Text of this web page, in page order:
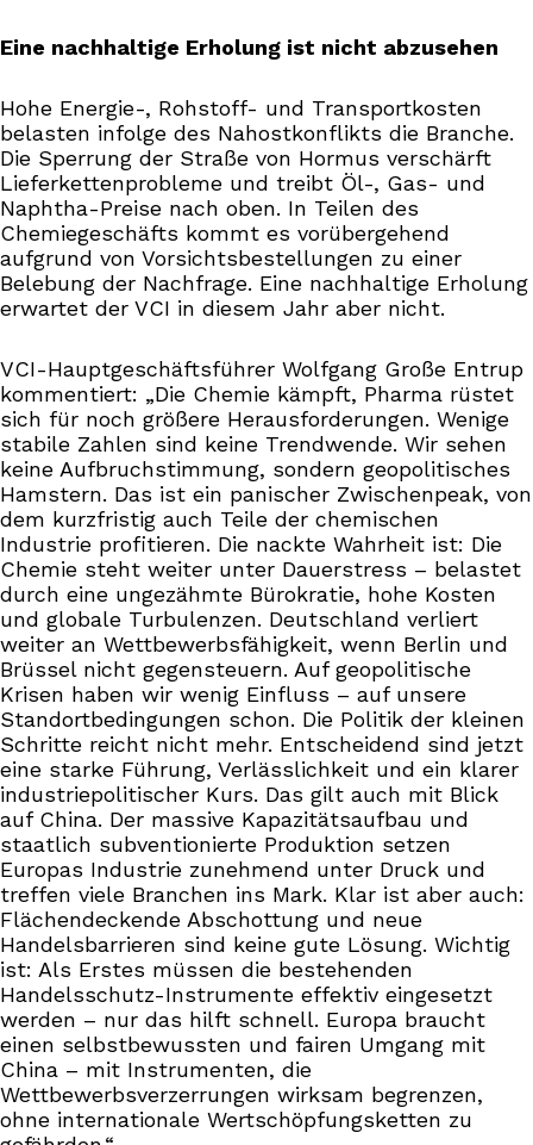
Eine nachhaltige Erholung ist nicht abzusehen
Hohe Energie-, Rohstoff- und Transportkosten
belasten infolge des Nahostkonflikts die Branche.
Die Sperrung der Straße von Hormus verschärft
Lieferkettenprobleme und treibt Öl-, Gas- und
Naphtha-Preise nach oben. In Teilen des
Chemiegeschäfts kommt es vorübergehend
aufgrund von Vorsichtsbestellungen zu einer
Belebung der Nachfrage. Eine nachhaltige Erholung
erwartet der VCI in diesem Jahr aber nicht.
VCI-Hauptgeschäftsführer Wolfgang Große Entrup
kommentiert: „Die Chemie kämpft, Pharma rüstet
sich für noch größere Herausforderungen. Wenige
stabile Zahlen sind keine Trendwende. Wir sehen
keine Aufbruchstimmung, sondern geopolitisches
Hamstern. Das ist ein panischer Zwischenpeak, von
dem kurzfristig auch Teile der chemischen
Industrie profitieren. Die nackte Wahrheit ist: Die
Chemie steht weiter unter Dauerstress – belastet
durch eine ungezähmte Bürokratie, hohe Kosten
und globale Turbulenzen. Deutschland verliert
weiter an Wettbewerbsfähigkeit, wenn Berlin und
Brüssel nicht gegensteuern. Auf geopolitische
Krisen haben wir wenig Einfluss – auf unsere
Standortbedingungen schon. Die Politik der kleinen
Schritte reicht nicht mehr. Entscheidend sind jetzt
eine starke Führung, Verlässlichkeit und ein klarer
industriepolitischer Kurs. Das gilt auch mit Blick
auf China. Der massive Kapazitätsaufbau und
staatlich subventionierte Produktion setzen
Europas Industrie zunehmend unter Druck und
treffen viele Branchen ins Mark. Klar ist aber auch:
Flächendeckende Abschottung und neue
Handelsbarrieren sind keine gute Lösung. Wichtig
ist: Als Erstes müssen die bestehenden
Handelsschutz-Instrumente effektiv eingesetzt
werden – nur das hilft schnell. Europa braucht
einen selbstbewussten und fairen Umgang mit
China – mit Instrumenten, die
Wettbewerbsverzerrungen wirksam begrenzen,
ohne internationale Wertschöpfungsketten zu